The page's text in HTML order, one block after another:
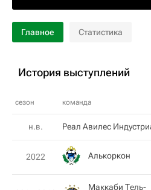
Главное Статистика
История выступлений
сезон команда
н.в. Реал Авилес
2022 Алькоркон
Маккаби Тель-